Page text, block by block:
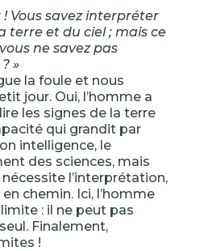
! Vous savez interpréter
terre et du ciel ; mais ce
ne savez pas
»
la foule et nous
jour. Oui, l’homme a
les signes de la terre
qui grandit par
intelligence, le
des sciences, mais
l’interprétation,
chemin. Ici, l’homme
: il ne peut pas
Finalement,
!